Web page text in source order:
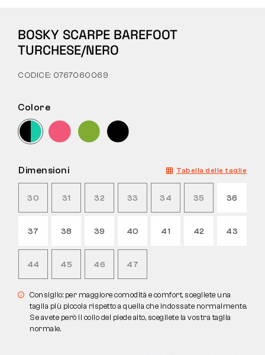
CHI SIAMO
NEGOZIO CON BISTROT
CONTATTI
RESI
BOSKY SCARPE BAREFOOT
TURCHESE/NERO
CODICE: 0767060069
Colore
Dimensioni Tabella delle taglie
30 31 32 33 34 35 36
37 38 39 40 41 42 43
44 45 46 47
Consiglio: per maggiore comodità e comfort, scegliete una
taglia più piccola rispetto a quella che indossate normalmente.
Se avete però il collo del piede alto, scegliete la vostra taglia
normale.